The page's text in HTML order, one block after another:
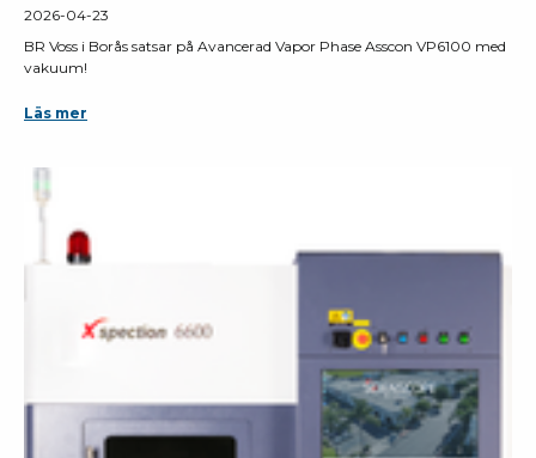
2026-04-23
BR Voss i Borås satsar på Avancerad Vapor Phase Asscon VP6100 med
vakuum!
Läs mer